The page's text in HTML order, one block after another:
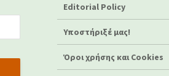
Editorial Policy
Υποστήριξέ μας!
Όροι χρήσης και Cookies